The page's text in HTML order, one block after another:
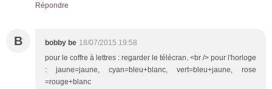
Répondre
B bobby be 18/07/2015 19:58
pour le coffre à lettres : regarder le télécran. <br /> pour l'horloge
: jaune=jaune, cyan=bleu+blanc, vert=bleu+jaune, rose
=rouge+blanc